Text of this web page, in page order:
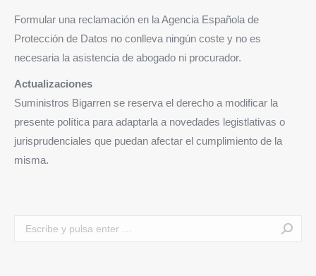
Formular una reclamación en la Agencia Española de
Protección de Datos no conlleva ningún coste y no es
necesaria la asistencia de abogado ni procurador.
Actualizaciones
Suministros Bigarren se reserva el derecho a modificar la
presente política para adaptarla a novedades legistlativas o
jurisprudenciales que puedan afectar el cumplimiento de la
misma.
Buscar: